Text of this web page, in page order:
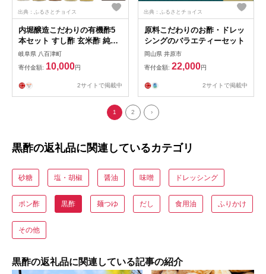
出典：ふるさとチョイス
内堀醸造こだわりの有機酢5
本セット すし酢 玄米酢 純玄
米黒酢 純米酢 りんご酢 詰め
合わせ (123)
岐阜県 八百津町
寄付金額: 10,000円
2サイトで掲載中
出典：ふるさとチョイス
原料こだわりのお酢・ドレッ
シングのバラエティーセット
岡山県 井原市
寄付金額: 22,000円
2サイトで掲載中
1 2 ›
黒酢の返礼品に関連しているカテゴリ
砂糖 塩・胡椒 醤油 味噌 ドレッシング
ポン酢 黒酢 麺つゆ だし 食用油 ふりかけ
その他
黒酢の返礼品に関連している記事の紹介